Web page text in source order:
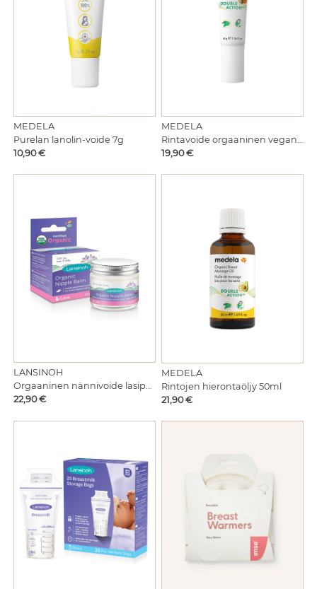
MEDELA
Purelan lanolin-voide 7g
Hinta
10,90 €
MEDELA
Rintavoide orgaaninen vegan 40g
Hinta
19,90 €
LANSINOH
Orgaaninen nännivoide lasipurkissa 60ml
Hinta
22,90 €
MEDELA
Rintojen hierontaöljy 50ml
Hinta
21,90 €